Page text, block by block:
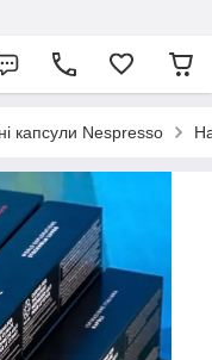
капсули Nespresso